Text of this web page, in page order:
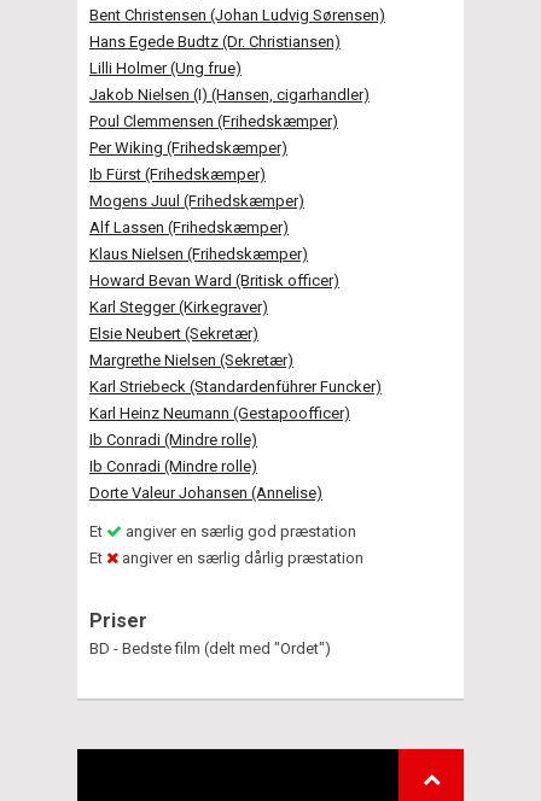
Bent Christensen (Johan Ludvig Sørensen)
Hans Egede Budtz (Dr. Christiansen)
Lilli Holmer (Ung frue)
Jakob Nielsen (I) (Hansen, cigarhandler)
Poul Clemmensen (Frihedskæmper)
Per Wiking (Frihedskæmper)
Ib Fürst (Frihedskæmper)
Mogens Juul (Frihedskæmper)
Alf Lassen (Frihedskæmper)
Klaus Nielsen (Frihedskæmper)
Howard Bevan Ward (Britisk officer)
Karl Stegger (Kirkegraver)
Elsie Neubert (Sekretær)
Margrethe Nielsen (Sekretær)
Karl Striebeck (Standardenführer Funcker)
Karl Heinz Neumann (Gestapoofficer)
Ib Conradi (Mindre rolle)
Ib Conradi (Mindre rolle)
Dorte Valeur Johansen (Annelise)
Et
angiver en særlig god præstation
Et
angiver en særlig dårlig præstation
Priser
BD - Bedste film (delt med "Ordet")